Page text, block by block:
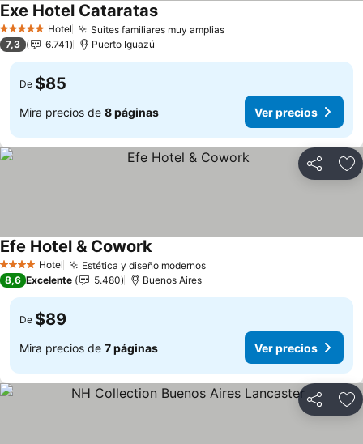
5 Estrellas Hotel Suites familiares muy amplias
Exe Hotel Cataratas
7,3 6.741 Puerto Iguazú
De $85
Mira precios de 8 páginas Ver precios
Compartir
4 EstrellasHotel Estética y diseño modernos
Efe Hotel & Cowork
8,6 Excelente 5.480 Buenos Aires
De $89
Mira precios de 7 páginas Ver precios
Compartir